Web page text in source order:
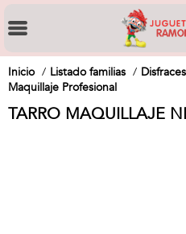
Inicio Listado familias Disfraces
Maquillaje Profesional
TARRO MAQUILLAJE